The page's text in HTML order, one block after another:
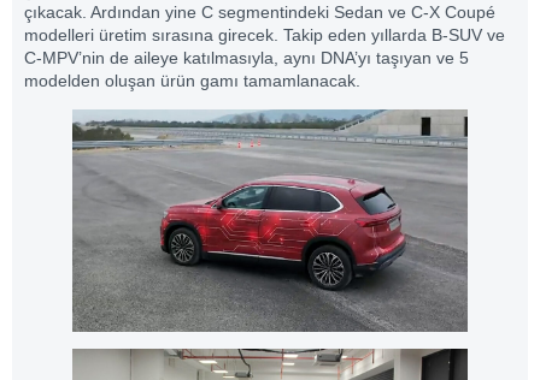
çıkacak. Ardından yine C segmentindeki Sedan ve C-X Coupé
modelleri üretim sırasına girecek. Takip eden yıllarda B-SUV ve
C-MPV’nin de aileye katılmasıyla, aynı DNA’yı taşıyan ve 5
modelden oluşan ürün gamı tamamlanacak.